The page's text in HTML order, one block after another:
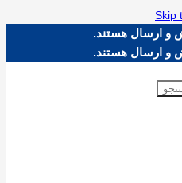
Skip
و ارسال هستند.
و ارسال هستند.